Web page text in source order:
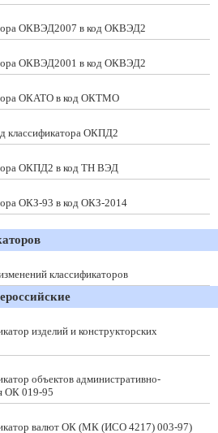
ОКВЭД2007 в код ОКВЭД2
ОКВЭД2001 в код ОКВЭД2
ОКАТО в код ОКТМО
классификатора ОКПД2
ОКПД2 в код ТН ВЭД
ОКЗ-93 в код ОКЗ-2014
классификаторов
изделий и конструкторских
объектов административно-
ОК 019-95
валют ОК (МК (ИСО 4217) 003-97)